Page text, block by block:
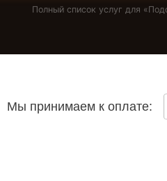
Полный список услуг для «
Мы принимаем к оплате: